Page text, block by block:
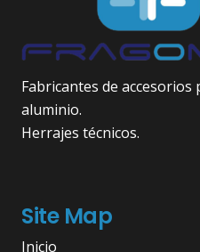
Fabricantes de
aluminio.
Herrajes técnicos.
Site Map
Inicio